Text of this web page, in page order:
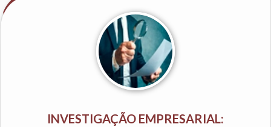
INVESTIGAÇÃO EMPRESARIAL: